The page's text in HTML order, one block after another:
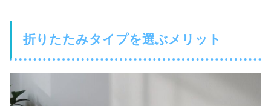
折りたたみタイプを選ぶメリット